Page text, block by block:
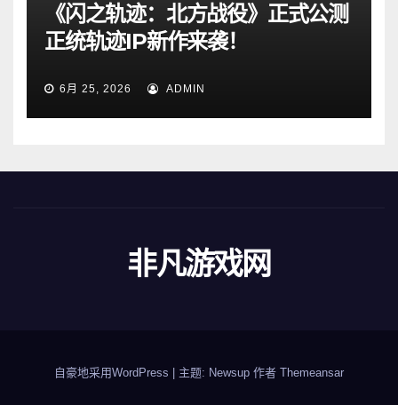
《闪之轨迹：北方战役》正式公测
正统轨迹IP新作来袭！
6月 25, 2026 ADMIN
非凡游戏网
自豪地采用WordPress 主题: Newsup 作者 Themeansar